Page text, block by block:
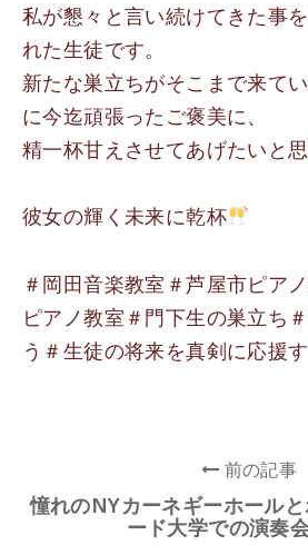
私が懇々と言い続けてきた事
れた生徒です。
新たな巣立ちがそこまで来て
に今迄頑張ったご褒美に、
精一杯甘えさせてあげたいと思
彼女の輝く未来に乾杯
＃岡田音楽教室＃芦屋市ピア
ピアノ教室＃門下生の巣立ち
う＃生徒の将来を真剣に応援
前の記事
憧れのNYカーネギーホール
ード大学での演奏